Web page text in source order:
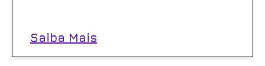
Saiba Mais